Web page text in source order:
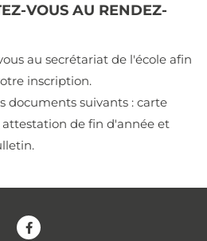
VOUS AU RENDEZ-
au secrétariat de l'école afin
inscription.
documents suivants : carte
de fin d'année et